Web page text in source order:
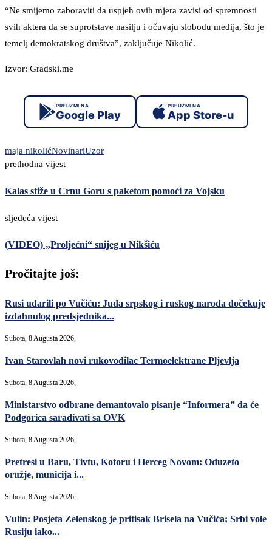
“Ne smijemo zaboraviti da uspjeh ovih mjera zavisi od spremnosti
svih aktera da se suprotstave nasilju i očuvaju slobodu medija, što je
temelj demokratskog društva”, zaključuje Nikolić.
Izvor: Gradski.me
PREUZMI NA
Google Play
PREUZMI NA
App Store-u
maja nikolićNovinariUzor
prethodna vijest
Kalas stiže u Crnu Goru s paketom pomoći za Vojsku
sljedeća vijest
(VIDEO) „Proljećni“ snijeg u Nikšiću
Pročitajte još:
Rusi udarili po Vučiću: Juda srpskog i ruskog naroda dočekuje
izdahnulog predsjednika...
Subota, 8 Augusta 2026,
Ivan Starovlah novi rukovodilac Termoelektrane Pljevlja
Subota, 8 Augusta 2026,
Ministarstvo odbrane demantovalo pisanje “Informera” da će
Podgorica sarađivati sa OVK
Subota, 8 Augusta 2026,
Pretresi u Baru, Tivtu, Kotoru i Herceg Novom: Oduzeto
oružje, municija i...
Subota, 8 Augusta 2026,
Vulin: Posjeta Zelenskog je pritisak Brisela na Vučića; Srbi vole
Rusiju iako...